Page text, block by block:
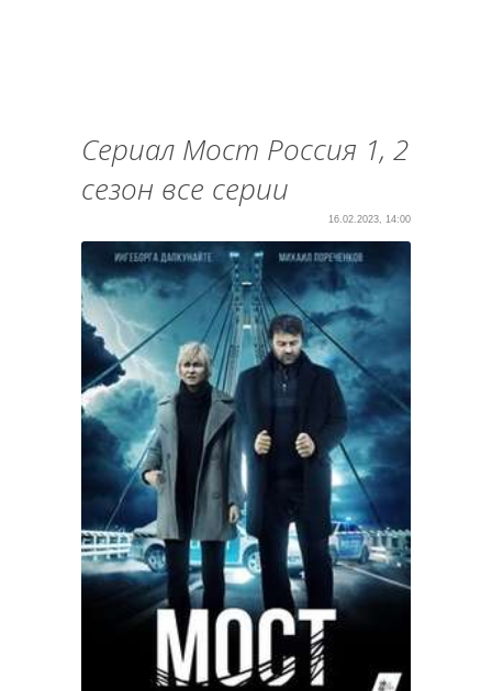
Сериал Мост Россия 1, 2
сезон все серии
16.02.2023, 14:00